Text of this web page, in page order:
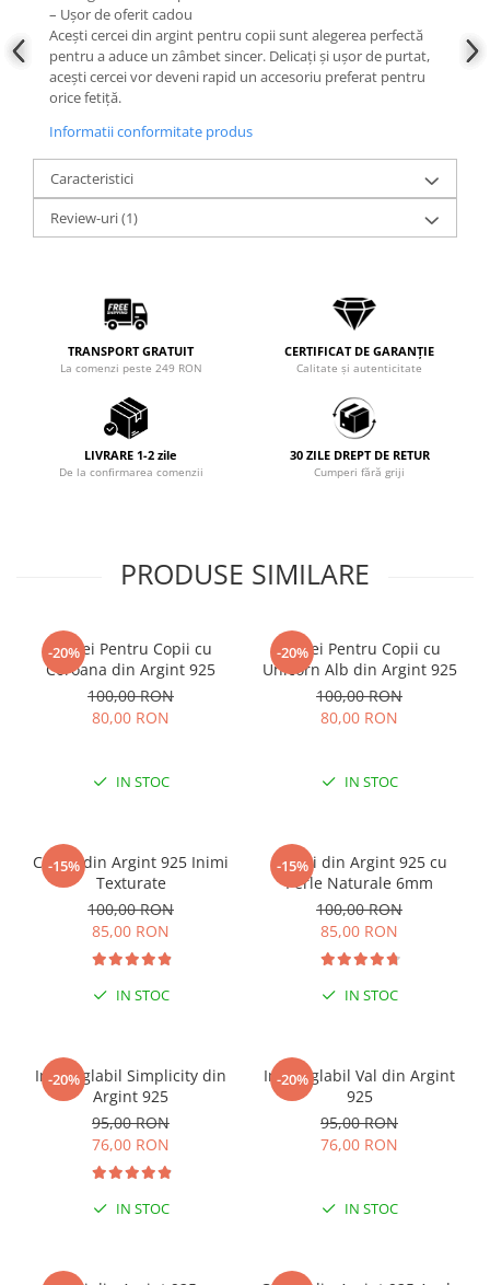
– Ușor de oferit cadou
Acești cercei din argint pentru copii sunt alegerea perfectă
pentru a aduce un zâmbet sincer. Delicați și ușor de purtat,
acești cercei vor deveni rapid un accesoriu preferat pentru
orice fetiță.
Informatii conformitate produs
Caracteristici
Review-uri(1)
TRANSPORT GRATUIT
La comenzi peste 249 RON
CERTIFICAT DE GARANȚIE
Calitate și autenticitate
LIVRARE 1-2 zile
De la confirmarea comenzii
30 ZILE DREPT DE RETUR
Cumperi fără griji
PRODUSE SIMILARE
-20%
Cercei Pentru Copii cu
Coroana din Argint 925
100,00 RON
80,00 RON
IN STOC
-20%
Cercei Pentru Copii cu
Unicorn Alb din Argint 925
100,00 RON
80,00 RON
IN STOC
-15%
Cercei din Argint 925 Inimi
Texturate
100,00 RON
85,00 RON
IN STOC
-15%
Cercei din Argint 925 cu
Perle Naturale 6mm
100,00 RON
85,00 RON
IN STOC
-20%
Inel reglabil Simplicity din
Argint 925
95,00 RON
76,00 RON
IN STOC
-20%
Inel reglabil Val din Argint
925
95,00 RON
76,00 RON
IN STOC